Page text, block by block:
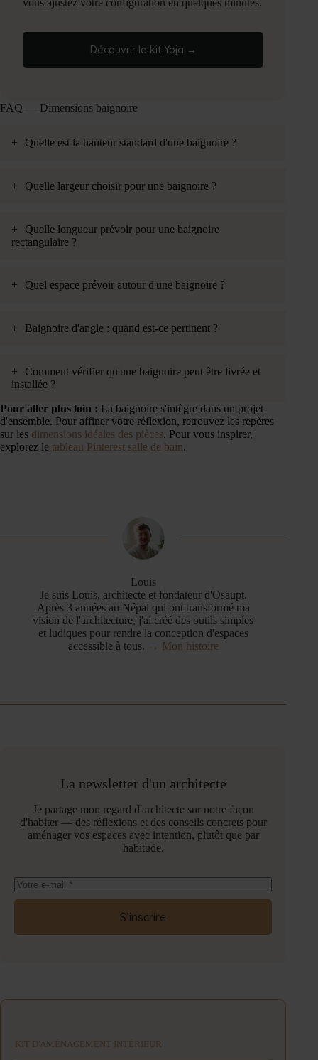
vous ajustez votre configuration en quelques minutes.
Découvrir le kit Yoja →
FAQ — Dimensions baignoire
+ Quelle est la hauteur standard d'une baignoire ?
+ Quelle largeur choisir pour une baignoire ?
+
Quelle longueur prévoir pour une baignoire
rectangulaire ?
+ Quel espace prévoir autour d'une baignoire ?
+ Baignoire d'angle : quand est-ce pertinent ?
+
Comment vérifier qu'une baignoire peut être livrée et
installée ?
Pour aller plus loin : La baignoire s'intègre dans un projet
d'ensemble. Pour affiner votre réflexion, retrouvez les repères
sur les dimensions idéales des pièces. Pour vous inspirer,
explorez le tableau Pinterest salle de bain.
Louis
Je suis Louis, architecte et fondateur d'Osaupt.
Après 3 années au Népal qui ont transformé ma
vision de l'architecture, j'ai créé des outils simples
et ludiques pour rendre la conception d'espaces
accessible à tous. → Mon histoire
La newsletter d'un architecte
Je partage mon regard d'architecte sur notre façon
d'habiter — des réflexions et des conseils concrets pour
aménager vos espaces avec intention, plutôt que par
habitude.
S’inscrire
KIT D'AMÉNAGEMENT INTÉRIEUR